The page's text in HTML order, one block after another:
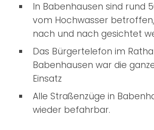
In Babenhausen sind rund
vom Hochwasser
nach und nach gesichtet
Das Bürgertelefon im
Babenhausen war die
Einsatz
Alle Straßenzüge in
wieder befahrbar.